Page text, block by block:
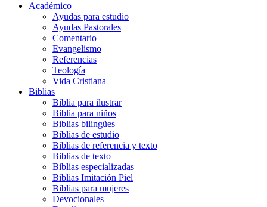
Académico
Ayudas para estudio
Ayudas Pastorales
Comentario
Evangelismo
Referencias
Teología
Vida Cristiana
Biblias
Biblia para ilustrar
Biblia para niños
Biblias bilingües
Biblias de estudio
Biblias de referencia y texto
Biblias de texto
Biblias especializadas
Biblias Imitación Piel
Biblias para mujeres
Devocionales